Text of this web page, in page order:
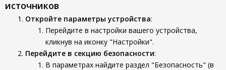
источников
Откройте параметры устройства:
Перейдите в настройки вашего устройства,
кликнув на иконку "Настройки".
Перейдите в секцию безопасности:
В параметрах найдите раздел "Безопасность" (в